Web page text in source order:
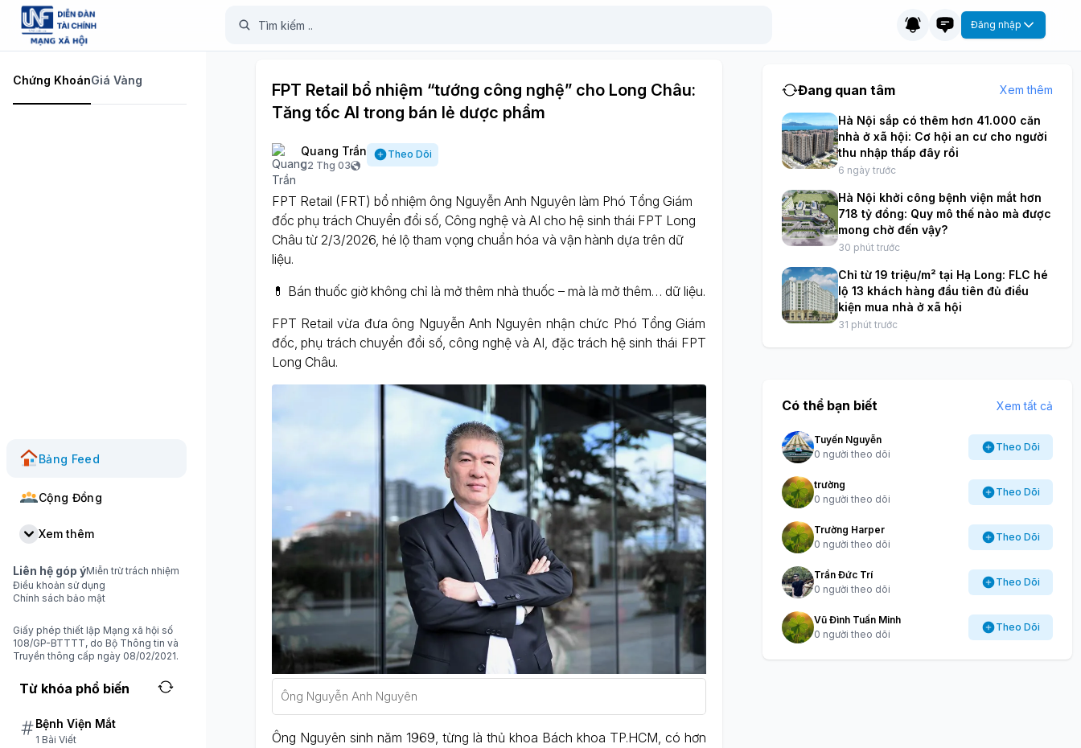
Đăng nhập
Chứng KhoánGiá Vàng
Bảng Feed
Cộng Đồng
Xem thêm
Liên hệ góp ýMiễn trừ trách nhiệm
Điều khoản sử dụng
Chính sách bảo mật
Giấy phép thiết lập Mạng xã hội số
108/GP-BTTTT, do Bộ Thông tin và
Truyền thông cấp ngày 08/02/2021.
Từ khóa phổ biến
Bệnh Viện Mắt
1 Bài Viết
FPT Retail bổ nhiệm “tướng công nghệ” cho Long Châu:
Tăng tốc AI trong bán lẻ dược phẩm
Quang Trần
02 Thg 03
Theo Dõi
FPT Retail (FRT) bổ nhiệm ông Nguyễn Anh Nguyên làm Phó Tổng Giám
đốc phụ trách Chuyển đổi số, Công nghệ và AI cho hệ sinh thái FPT Long
Châu từ 2/3/2026, hé lộ tham vọng chuẩn hóa và vận hành dựa trên dữ
liệu.
💊 Bán thuốc giờ không chỉ là mở thêm nhà thuốc – mà là mở thêm… dữ liệu.
FPT Retail vừa đưa ông Nguyễn Anh Nguyên nhận chức Phó Tổng Giám
đốc, phụ trách chuyển đổi số, công nghệ và AI, đặc trách hệ sinh thái FPT
Long Châu.
Ông Nguyễn Anh Nguyên
Ông Nguyên sinh năm 1969, từng là thủ khoa Bách khoa TP.HCM, có hơn
Đang quan tâm Xem thêm
Hà Nội sắp có thêm hơn 41.000 căn
nhà ở xã hội: Cơ hội an cư cho người
thu nhập thấp đây rồi
6 ngày trước
Hà Nội khởi công bệnh viện mắt hơn
718 tỷ đồng: Quy mô thế nào mà được
mong chờ đến vậy?
30 phút trước
Chỉ từ 19 triệu/m² tại Hạ Long: FLC hé
lộ 13 khách hàng đầu tiên đủ điều
kiện mua nhà ở xã hội
31 phút trước
Có thể bạn biết Xem tất cả
Tuyến Nguyễn
0 người theo dõi
Theo Dõi
trường
0 người theo dõi
Theo Dõi
Trường Harper
0 người theo dõi
Theo Dõi
Trần Đức Trí
0 người theo dõi
Theo Dõi
Vũ Đình Tuấn Minh
0 người theo dõi
Theo Dõi